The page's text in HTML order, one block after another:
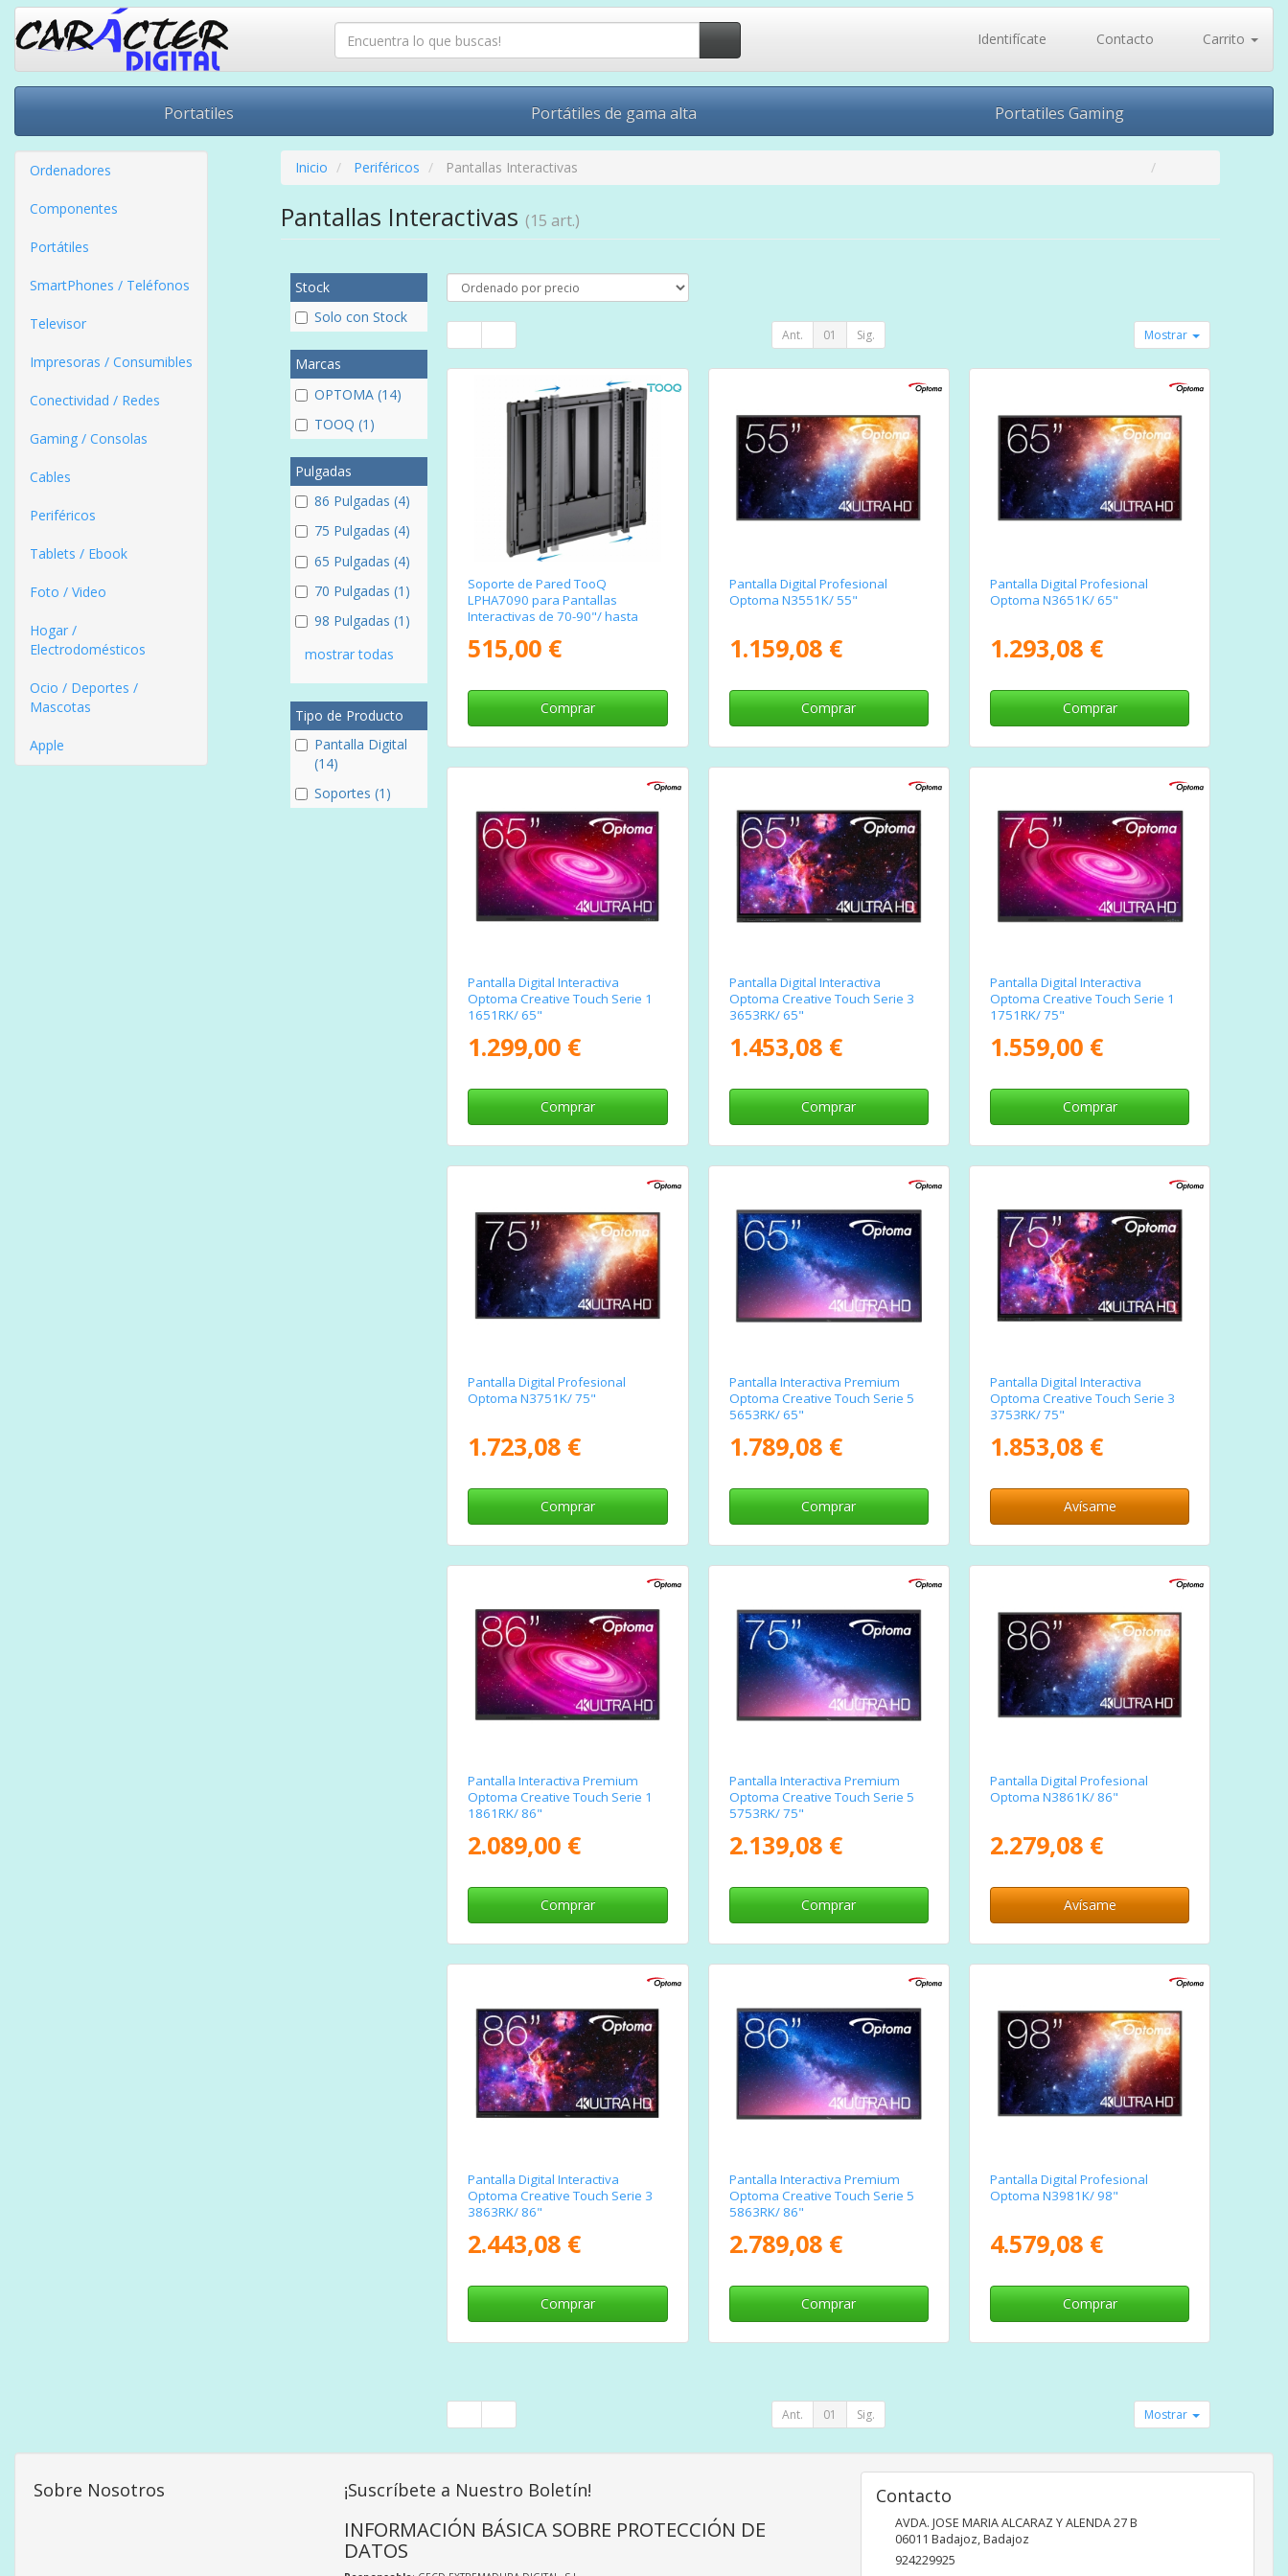
Identifícate Contacto Carrito
Portatiles Portátiles de gama alta Portatiles Gaming
Ordenadores
Componentes
Portátiles
SmartPhones / Teléfonos
Televisor
Impresoras / Consumibles
Conectividad / Redes
Gaming / Consolas
Cables
Periféricos
Tablets / Ebook
Foto / Video
Hogar /
Electrodomésticos
Ocio / Deportes /
Mascotas
Apple
Inicio Periféricos Pantallas Interactivas
Pantallas Interactivas (15 art.)
Stock
Solo con Stock
Marcas
OPTOMA (14)
TOOQ (1)
Pulgadas
86 Pulgadas (4)
75 Pulgadas (4)
65 Pulgadas (4)
70 Pulgadas (1)
98 Pulgadas (1)
mostrar todas
Tipo de Producto
Pantalla Digital
(14)
Soportes (1)
Ant. 01 Sig. Mostrar
Soporte de Pared TooQ
LPHA7090 para Pantallas
Interactivas de 70-90"/ hasta
515,00 €
Comprar
Pantalla Digital Profesional
Optoma N3551K/ 55"
1.159,08 €
Comprar
Pantalla Digital Profesional
Optoma N3651K/ 65"
1.293,08 €
Comprar
Pantalla Digital Interactiva
Optoma Creative Touch Serie 1
1651RK/ 65"
1.299,00 €
Comprar
Pantalla Digital Interactiva
Optoma Creative Touch Serie 3
3653RK/ 65"
1.453,08 €
Comprar
Pantalla Digital Interactiva
Optoma Creative Touch Serie 1
1751RK/ 75"
1.559,00 €
Comprar
Pantalla Digital Profesional
Optoma N3751K/ 75"
1.723,08 €
Comprar
Pantalla Interactiva Premium
Optoma Creative Touch Serie 5
5653RK/ 65"
1.789,08 €
Comprar
Pantalla Digital Interactiva
Optoma Creative Touch Serie 3
3753RK/ 75"
1.853,08 €
Avísame
Pantalla Interactiva Premium
Optoma Creative Touch Serie 1
1861RK/ 86"
2.089,00 €
Comprar
Pantalla Interactiva Premium
Optoma Creative Touch Serie 5
5753RK/ 75"
2.139,08 €
Comprar
Pantalla Digital Profesional
Optoma N3861K/ 86"
2.279,08 €
Avísame
Pantalla Digital Interactiva
Optoma Creative Touch Serie 3
3863RK/ 86"
2.443,08 €
Comprar
Pantalla Interactiva Premium
Optoma Creative Touch Serie 5
5863RK/ 86"
2.789,08 €
Comprar
Pantalla Digital Profesional
Optoma N3981K/ 98"
4.579,08 €
Comprar
Ant. 01 Sig. Mostrar
Sobre Nosotros ¡Suscríbete a Nuestro Boletín!
INFORMACIÓN BÁSICA SOBRE PROTECCIÓN DE
DATOS
Contacto
AVDA. JOSE MARIA ALCARAZ Y ALENDA 27 B
06011 Badajoz,Badajoz
924229925